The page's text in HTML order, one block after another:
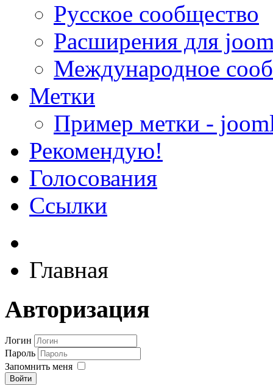
Русское сообщество
Расширения для
Международное
Метки
Пример метки -
Рекомендую!
Голосования
Ссылки
Главная
Авторизация
Логин
Пароль
Запомнить меня
Войти